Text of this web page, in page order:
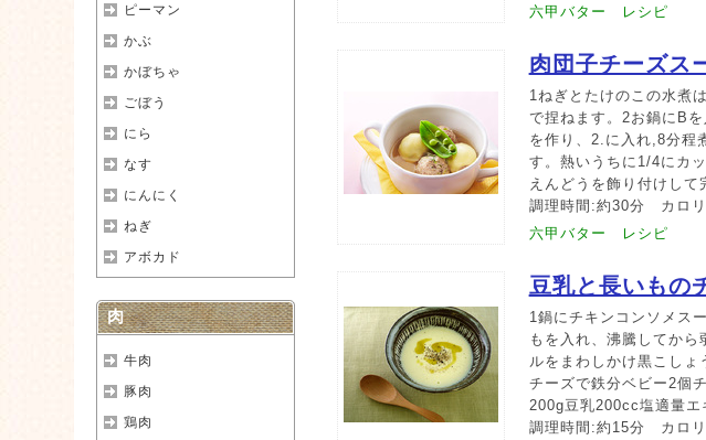
六甲バター レシピ
肉団子チーズス
1ねぎとたけのこの水煮
で捏ねます。2お鍋にB
を作り、2.に入れ,8分程
す。熱いうちに1/4にカ
えんどうを飾り付けして
調理時間:約30分 カロ
六甲バター レシピ
豆乳と長いもの
1鍋にチキンコンソメス
もを入れ、沸騰してから
ルをまわしかけ黒こしょ
チーズで鉄分ベビー2個
200g豆乳200cc塩適量エ
調理時間:約15分 カロ
ピーマン
かぶ
かぼちゃ
ごぼう
にら
なす
にんにく
ねぎ
アボカド
肉
牛肉
豚肉
鶏肉